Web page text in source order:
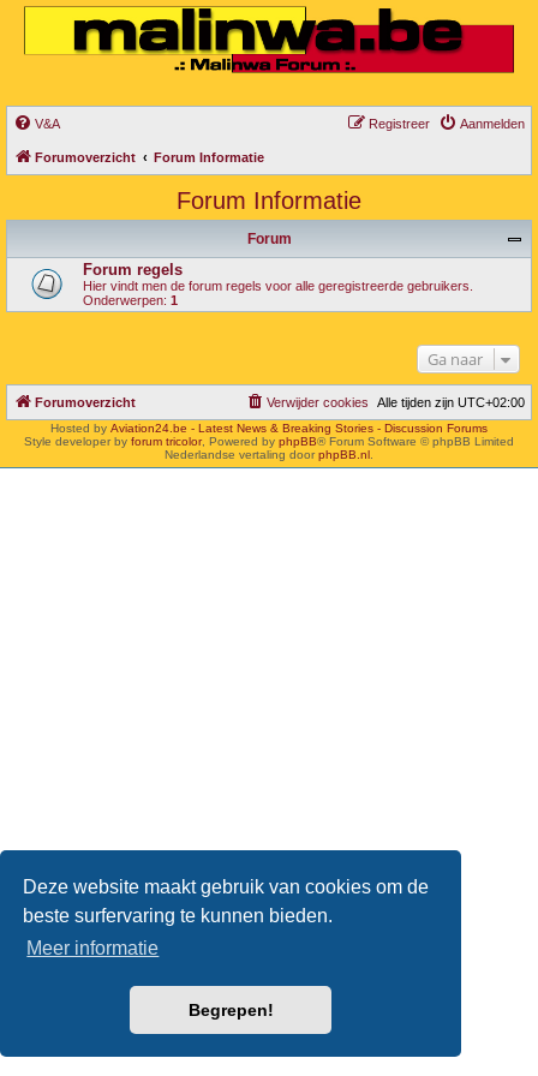
Deze website maakt gebruik van cookies om de
beste surfervaring te kunnen bieden.
Meer informatie
Begrepen!
V&A Aanmelden
Registreer
Forumoverzicht Forum Informatie
Forum Informatie
Forum
Forum regels
Hier vindt men de forum regels voor alle geregistreerde gebruikers.
Onderwerpen: 1
Ga naar
Forumoverzicht Alle tijden zijn UTC+02:00
Verwijder cookies
Hosted by Aviation24.be - Latest News & Breaking Stories - Discussion Forums
Style developer by forum tricolor, Powered by phpBB® Forum Software © phpBB Limited
Nederlandse vertaling doorphpBB.nl